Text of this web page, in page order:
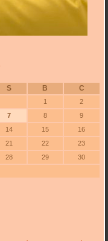
S B C
1
2
7 8
9
14 15
16
21 22
23
28 29
30